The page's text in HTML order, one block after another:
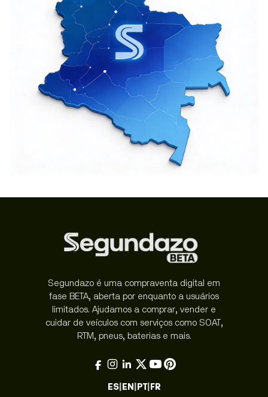
Segundazo é uma compraventa digital em
fase BETA, aberta por enquanto a usuários
limitados. Ajudamos a comprar, vender e
cuidar de veículos com serviços como SOAT,
RTM, pneus, baterias e mais.
ES|EN|PT|FR